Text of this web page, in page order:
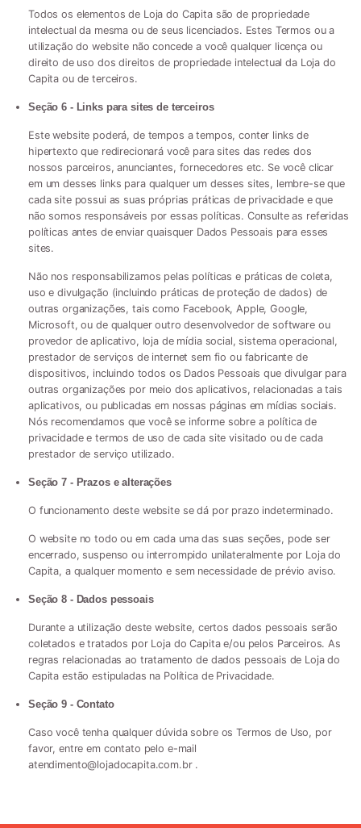
Todos os elementos de Loja do Capita são de propriedade
intelectual da mesma ou de seus licenciados. Estes Termos ou a
utilização do website não concede a você qualquer licença ou
direito de uso dos direitos de propriedade intelectual da Loja do
Capita ou de terceiros.
Seção 6 - Links para sites de terceiros
Este website poderá, de tempos a tempos, conter links de
hipertexto que redirecionará você para sites das redes dos
nossos parceiros, anunciantes, fornecedores etc. Se você clicar
em um desses links para qualquer um desses sites, lembre-se que
cada site possui as suas próprias práticas de privacidade e que
não somos responsáveis por essas políticas. Consulte as referidas
políticas antes de enviar quaisquer Dados Pessoais para esses
sites.
Não nos responsabilizamos pelas políticas e práticas de coleta,
uso e divulgação (incluindo práticas de proteção de dados) de
outras organizações, tais como Facebook, Apple, Google,
Microsoft, ou de qualquer outro desenvolvedor de software ou
provedor de aplicativo, loja de mídia social, sistema operacional,
prestador de serviços de internet sem fio ou fabricante de
dispositivos, incluindo todos os Dados Pessoais que divulgar para
outras organizações por meio dos aplicativos, relacionadas a tais
aplicativos, ou publicadas em nossas páginas em mídias sociais.
Nós recomendamos que você se informe sobre a política de
privacidade e termos de uso de cada site visitado ou de cada
prestador de serviço utilizado.
Seção 7 - Prazos e alterações
O funcionamento deste website se dá por prazo indeterminado.
O website no todo ou em cada uma das suas seções, pode ser
encerrado, suspenso ou interrompido unilateralmente por Loja do
Capita, a qualquer momento e sem necessidade de prévio aviso.
Seção 8 - Dados pessoais
Durante a utilização deste website, certos dados pessoais serão
coletados e tratados por Loja do Capita e/ou pelos Parceiros. As
regras relacionadas ao tratamento de dados pessoais de Loja do
Capita estão estipuladas na Política de Privacidade.
Seção 9 - Contato
Caso você tenha qualquer dúvida sobre os Termos de Uso, por
favor, entre em contato pelo e-mail
atendimento@lojadocapita.com.br.